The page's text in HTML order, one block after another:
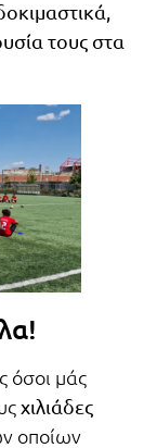
τους στα
όσοι μάς
χιλιάδες
οποίων